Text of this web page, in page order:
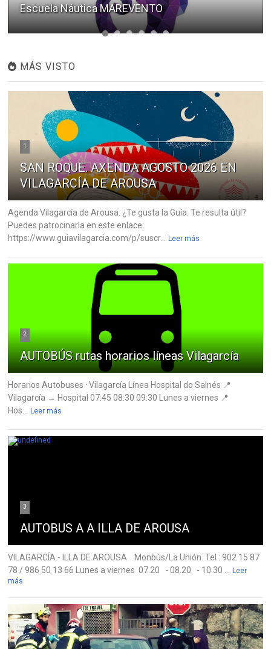
Escuela Náutica MAREVENTO
MÁS VISTO
1
SAN ROQUE. AXENDA AGOSTO 2026 EN
VILAGARCÍA DE AROUSA
Agenda Vilagarcía de Arousa. ¿Te gusta la Guía. Te resulta útil?
Puedes patrocinarla en este enlace:
https://www.guiavilagarcia.com/p/suscr...
Leer más
2
AUTOBÚS rutas horarios líneas Vilagarcía
Horarios Autobuses · Vilagarcía Línea Hospital do Salnés 📍
Vilagarcía → Hospital 07:45 08:30 09:30 Lunes a viernes 📍
Hos...
Leer más
3
AUTOBUS A A ILLA DE AROUSA
VILAGARCÍA - ILLA DE AROUSA Monbús/La Unión. Tel : 902 15 87
78 / 986 50 13 66 Lunes a viernes 07.20 - 08.20 - 10.30 ...
Leer
más